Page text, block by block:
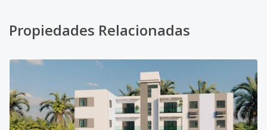
Propiedades Relacionadas